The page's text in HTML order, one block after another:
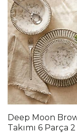
Deep Moon
Takımı 6 Parça